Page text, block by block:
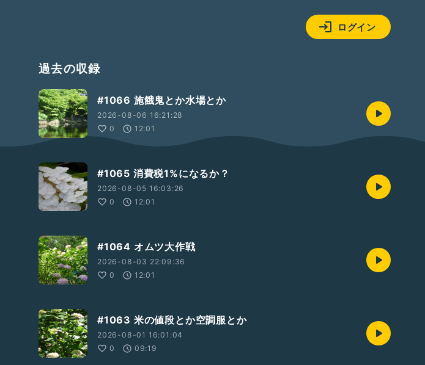
ログイン
過去の収録
#1066 施餓鬼とか水場とか
2026-08-06 16:21:28
0
12:01
#1065 消費税1%になるか？
2026-08-05 16:03:26
0
12:01
#1064 オムツ大作戦
2026-08-03 22:09:36
0
12:01
#1063 米の値段とか空調服とか
2026-08-01 16:01:04
0
09:19